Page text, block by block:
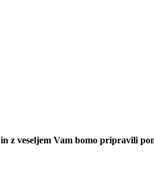
z veseljem Vam bomo pripravili